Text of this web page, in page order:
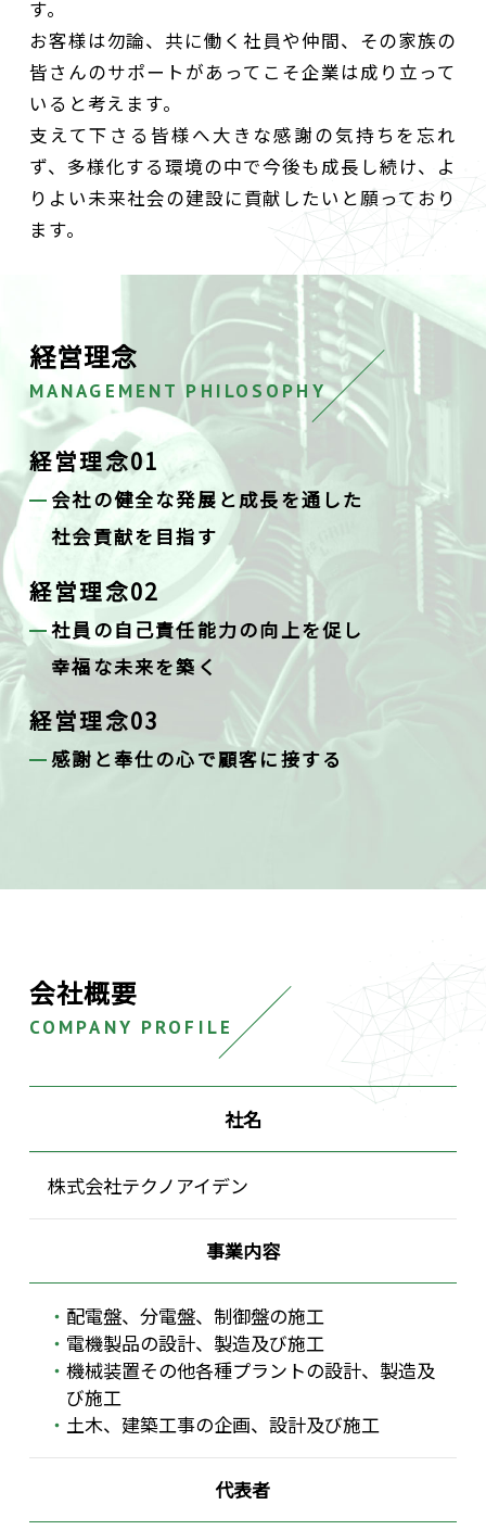
す。
お客様は勿論、共に働く社員や仲間、その家族の
皆さんのサポートがあってこそ企業は成り立って
いると考えます。
支えて下さる皆様へ大きな感謝の気持ちを忘れ
ず、多様化する環境の中で今後も成長し続け、よ
りよい未来社会の建設に貢献したいと願っており
ます。
経営理念
MANAGEMENT PHILOSOPHY
経営理念01
会社の健全な発展と成長を通した
社会貢献を目指す
経営理念02
社員の自己責任能力の向上を促し
幸福な未来を築く
経営理念03
感謝と奉仕の心で顧客に接する
会社概要
COMPANY PROFILE
社名
株式会社テクノアイデン
事業内容
配電盤、分電盤、制御盤の施工
電機製品の設計、製造及び施工
機械装置その他各種プラントの設計、製造及
び施工
土木、建築工事の企画、設計及び施工
代表者